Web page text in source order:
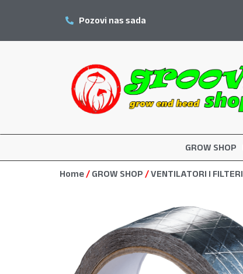
Pozovi nas sada
GROW SHOP
Home / GROW SHOP /VENTILATORI I FILTERI